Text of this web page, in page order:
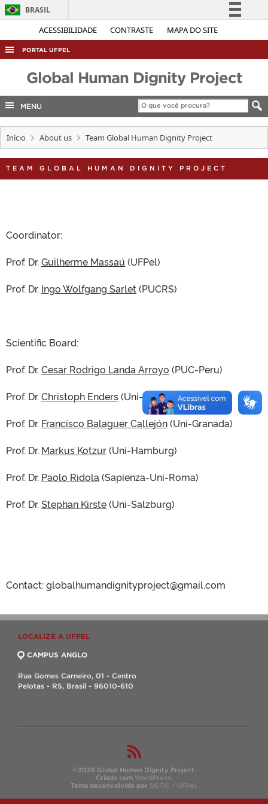
ACESSIBILIDADE CONTRASTE MAPA DO SITE
BRASIL
Simplifique!
Acesso à informação
Legislação
Canais
PORTAL UFPEL
COBALTO
INTERNACIONAL
TELEFONES
Global Human Dignity Project
MENU
Início About us Team Global Human Dignity Project
TEAM GLOBAL HUMAN DIGNITY PROJECT
Coordinator:
Prof. Dr. Guilherme Massaú (UFPel)
Prof. Dr. Ingo Wolfgang Sarlet(PUCRS)
Scientific Board:
Prof. Dr. Cesar Rodrigo Landa Arroyo (PUC-Peru)
Prof. Dr. Christoph Enders(Uni-Leipzig)
Prof. Dr. Francisco Balaguer Callejón(Uni-Granada)
Prof. Dr. Markus Kotzur(Uni-Hamburg)
Prof. Dr. Paolo Ridola (Sapienza-Uni-Roma)
Prof. Dr. Stephan Kirste(Uni-Salzburg)
Contact: globalhumandignityproject@gmail.com
LOCALIZE A UFPEL
CAMPUS ANGLO
Rua Gomes Carneiro, 01 - Centro
Pelotas - RS, Brasil - 96010-610
©2026 Global Human Dignity Project.
Criado com WordPress.
Tema desenvolvido por SGTIC / UFPel.